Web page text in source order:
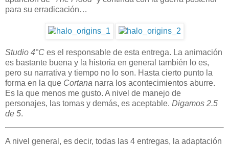
para su erradicación…
Studio 4°C es el responsable de esta entrega. La animación
es bastante buena y la historia en general también lo es,
pero su narrativa y tiempo no lo son. Hasta cierto punto la
forma en la que Cortana narra los acontecimientos aburre.
Es la que menos me gusto. A nivel de manejo de
personajes, las tomas y demás, es aceptable. Digamos 2.5
de 5.
A nivel general, es decir, todas las 4 entregas, la adaptación